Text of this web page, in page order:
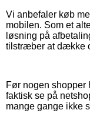
Vi anbefaler køb
mobilen. Som et
løsning på
tilstræber at dække
Før nogen shopper
faktisk se på
mange gange ikke